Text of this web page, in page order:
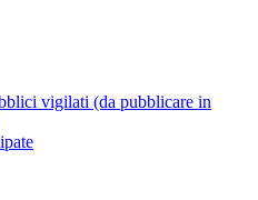
vigilati (da pubblicare in